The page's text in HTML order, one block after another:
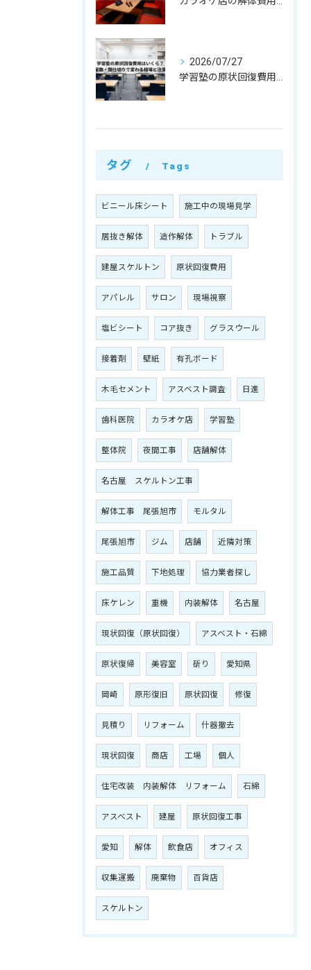
2026/07/27
タグ Tags
ビニール床シート 施工中の現場見学
居抜き解体 造作解体 トラブル
建屋スケルトン 原状回復費用
アパレル サロン 現場視察
塩ビシート コア抜き グラスウール
接着剤 壁紙 有孔ボード
木毛セメント アスベスト調査 日進
歯科医院 カラオケ店 学習塾
整体院 夜間工事 店舗解体
名古屋 スケルトン工事
解体工事 尾張旭市 モルタル
尾張旭市 ジム 店舗 近隣対策
施工品質 下地処理 協力業者探し
床ケレン 重機 内装解体 名古屋
現状回復（原状回復） アスベスト・石綿
原状復帰 美容室 斫り 愛知県
岡崎 原形復旧 原状回復 修復
見積り リフォーム 什器撤去
現状回復 商店 工場 個人
住宅改装 内装解体 リフォーム 石綿
アスベスト 建屋 原状回復工事
愛知 解体 飲食店 オフィス
収集運搬 廃棄物 百貨店
スケルトン